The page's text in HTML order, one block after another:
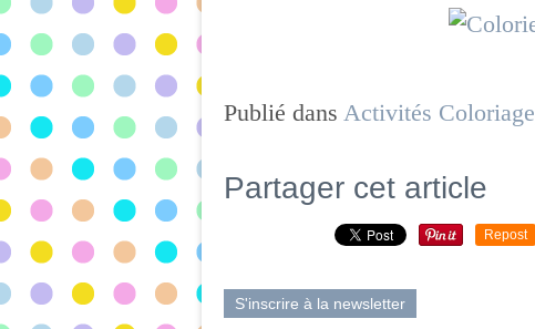
Publié dans Activités Coloriage
Partager cet article
Repost
S'inscrire à la newsletter